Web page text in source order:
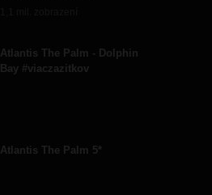
Atlantis The Palm - Dolphin
Bay #viaczazitkov
Atlantis The Palm 5*